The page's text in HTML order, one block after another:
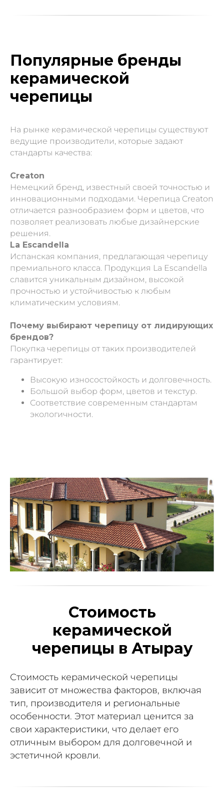
Популярные бренды
керамической
черепицы
На рынке керамической черепицы существуют
ведущие производители, которые задают
стандарты качества:
Creaton
Немецкий бренд, известный своей точностью и
инновационными подходами. Черепица Creaton
отличается разнообразием форм и цветов, что
позволяет реализовать любые дизайнерские
решения.
La Escandella
Испанская компания, предлагающая черепицу
премиального класса. Продукция La Escandella
славится уникальным дизайном, высокой
прочностью и устойчивостью к любым
климатическим условиям.
Почему выбирают черепицу от лидирующих
брендов?
Покупка черепицы от таких производителей
гарантирует:
Высокую износостойкость и долговечность.
Большой выбор форм, цветов и текстур.
Соответствие современным стандартам
экологичности.
Стоимость
керамической
черепицы в Атырау
Стоимость керамической черепицы
зависит от множества факторов, включая
тип, производителя и региональные
особенности. Этот материал ценится за
свои характеристики, что делает его
отличным выбором для долговечной и
эстетичной кровли.